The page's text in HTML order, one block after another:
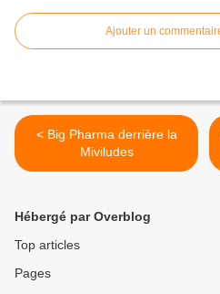
Ajouter un
< Big Pharma derrière la
Miviludes
Hébergé par Overblog
Top articles
Pages